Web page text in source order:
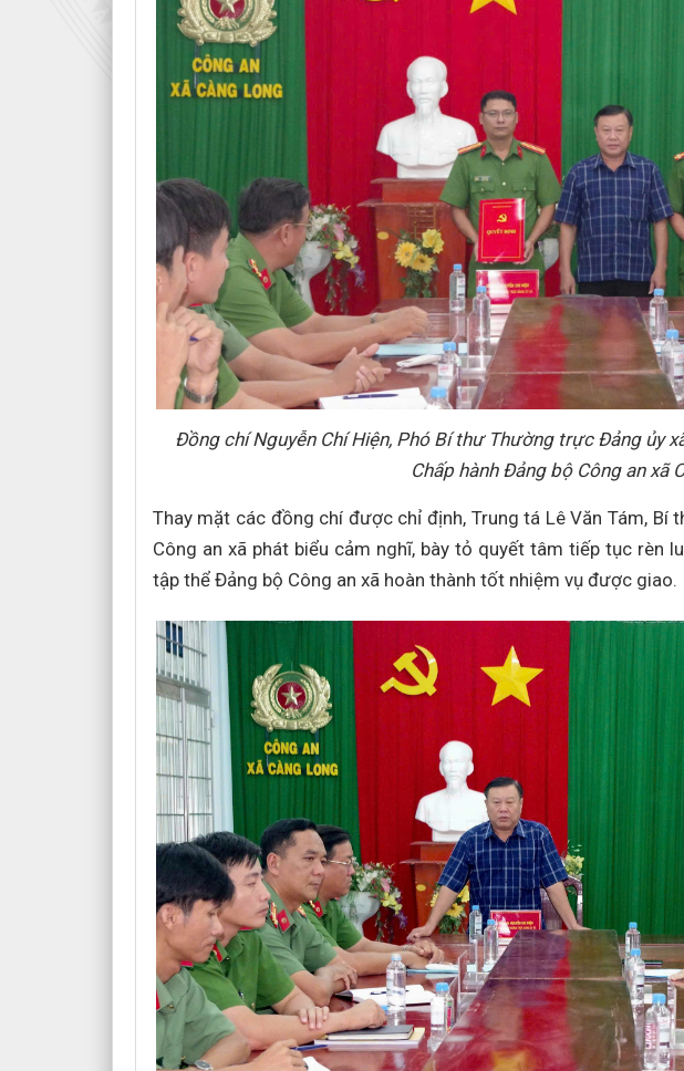
Đồng chí Nguyễn Chí Hiện, Phó Bí thư Thường trực Đảng ủy
Chấp hành Đảng bộ Công an xã
Thay mặt các đồng chí được chỉ định, Trung tá Lê Văn Tám,
Công an xã phát biểu cảm nghĩ, bày tỏ quyết tâm tiếp tục rèn
tập thể Đảng bộ Công an xã hoàn thành tốt nhiệm vụ được giao.